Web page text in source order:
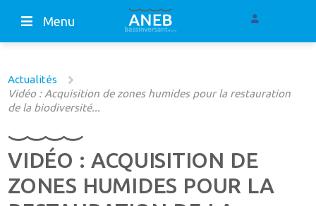
Menu
Actualités
Vidéo : Acquisition de zones humides pour la restauration
de la biodiversité...
VIDÉO : ACQUISITION DE
ZONES HUMIDES POUR LA